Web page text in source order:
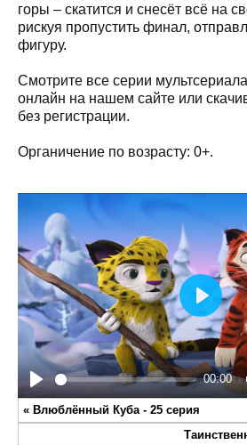
горы – скатится и снесёт всё на
рискуя пропустить финал,
фигуру.
Смотрите все серии
онлайн на нашем сайте или
без регистрации.
Органичение по возрасту: 0+.
Play
00:00
Play
« Влюблённый Куба - 25 серия